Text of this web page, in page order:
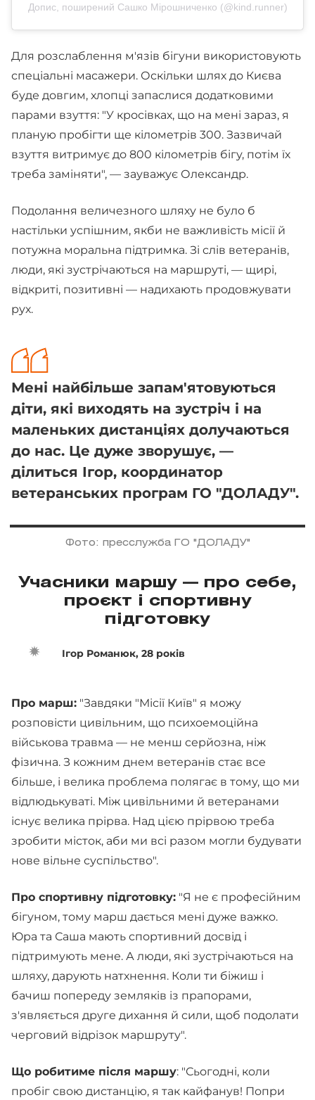
Допис, поширений Сашко Мірошниченко (@kind.runner)
Для розслаблення м'язів бігуни використовують
спеціальні масажери. Оскільки шлях до Києва
буде довгим, хлопці запаслися додатковими
парами взуття: "У кросівках, що на мені зараз, я
планую пробігти ще кілометрів 300. Зазвичай
взуття витримує до 800 кілометрів бігу, потім їх
треба заміняти", — зауважує Олександр.
Подолання величезного шляху не було б
настільки успішним, якби не важливість місії й
потужна моральна підтримка. Зі слів ветеранів,
люди, які зустрічаються на маршруті, — щирі,
відкриті, позитивні — надихають продовжувати
рух.
Мені найбільше запам'ятовуються
діти, які виходять на зустріч і на
маленьких дистанціях долучаються
до нас. Це дуже зворушує, —
ділиться Ігор, координатор
ветеранських програм ГО "ДОЛАДУ".
Фото: пресслужба ГО "ДОЛАДУ"
Учасники маршу — про себе,
проєкт і спортивну
підготовку
Ігор Романюк, 28 років
Про марш: "Завдяки "Місії Київ" я можу
розповісти цивільним, що психоемоційна
військова травма — не менш серйозна, ніж
фізична. З кожним днем ветеранів стає все
більше, і велика проблема полягає в тому, що ми
відлюдькуваті. Між цивільними й ветеранами
існує велика прірва. Над цією прірвою треба
зробити місток, аби ми всі разом могли будувати
нове вільне суспільство".
Про спортивну підготовку: "Я не є професійним
бігуном, тому марш дається мені дуже важко.
Юра та Саша мають спортивний досвід і
підтримують мене. А люди, які зустрічаються на
шляху, дарують натхнення. Коли ти біжиш і
бачиш попереду земляків із прапорами,
з'являється друге дихання й сили, щоб подолати
черговий відрізок маршруту".
Що робитиме після маршу: "Сьогодні, коли
пробіг свою дистанцію, я так кайфанув! Попри